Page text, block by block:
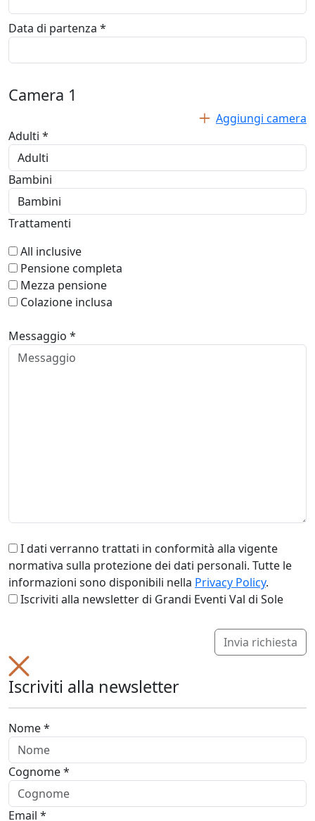
Data di partenza *
Camera 1
Aggiungi camera
Adulti *
Bambini
Trattamenti
All inclusive
Pensione completa
Mezza pensione
Colazione inclusa
Messaggio *
I dati verranno trattati in conformità alla vigente
normativa sulla protezione dei dati personali. Tutte le
informazioni sono disponibili nella Privacy Policy.
Iscriviti alla newsletter di Grandi Eventi Val di Sole
Invia richiesta
Iscriviti alla newsletter
Nome *
Cognome *
Email *